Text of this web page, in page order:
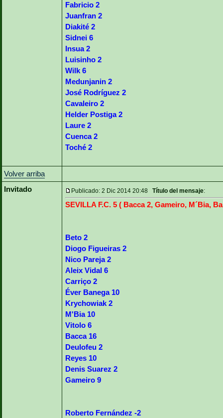
Fabricio 2
Juanfran 2
Diakité 2
Sidnei 6
Insua 2
Luisinho 2
Wilk 6
Medunjanin 2
José Rodríguez 2
Cavaleiro 2
Helder Postiga 2
Laure 2
Cuenca 2
Toché 2
Volver arriba
Invitado
Publicado: 2 Dic 2014 20:48 Título del mensaje:
SEVILLA F.C. 5 ( Bacca 2, Gameiro, M´Bia,
Beto 2
Diogo Figueiras 2
Nico Pareja 2
Aleix Vidal 6
Carriço 2
Éver Banega 10
Krychowiak 2
M'Bia 10
Vitolo 6
Bacca 16
Deulofeu 2
Reyes 10
Denis Suarez 2
Gameiro 9
Roberto Fernández -2